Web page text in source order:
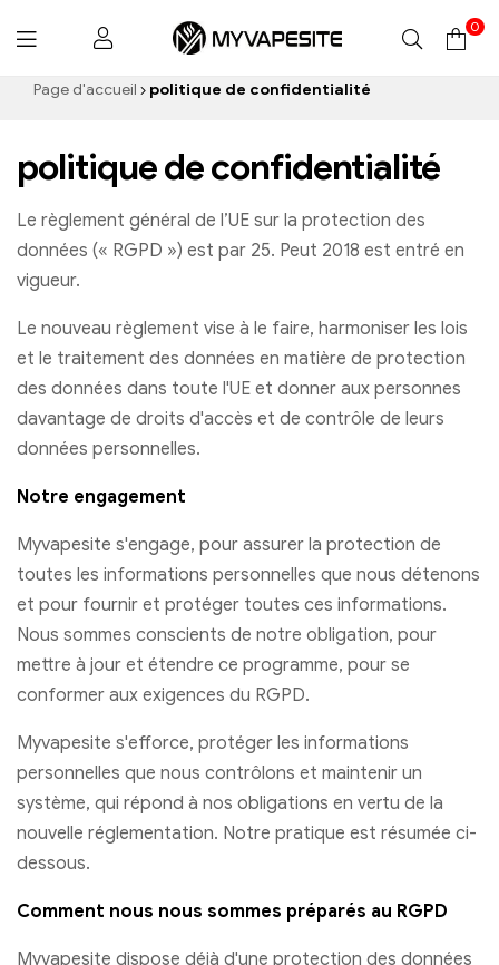
Myvapesite.de
0
Page d'accueil politique de confidentialité
politique de confidentialité
Le règlement général de l’UE sur la protection des
données (« RGPD ») est par 25. Peut 2018 est entré en
vigueur.
Le nouveau règlement vise à le faire, harmoniser les lois
et le traitement des données en matière de protection
des données dans toute l'UE et donner aux personnes
davantage de droits d'accès et de contrôle de leurs
données personnelles.
Notre engagement
Myvapesite s'engage, pour assurer la protection de
toutes les informations personnelles que nous détenons
et pour fournir et protéger toutes ces informations.
Nous sommes conscients de notre obligation, pour
mettre à jour et étendre ce programme, pour se
conformer aux exigences du RGPD.
Myvapesite s'efforce, protéger les informations
personnelles que nous contrôlons et maintenir un
système, qui répond à nos obligations en vertu de la
nouvelle réglementation. Notre pratique est résumée ci-
dessous.
Comment nous nous sommes préparés au RGPD
Myvapesite dispose déjà d'une protection des données